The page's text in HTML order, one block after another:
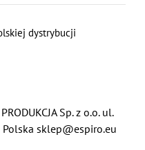
dystrybucji
Sp. z o.o. ul.
sklep@espiro.eu